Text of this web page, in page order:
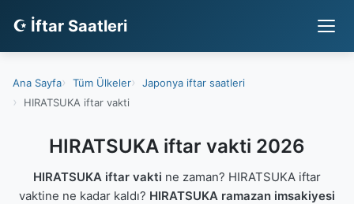
☪ İftar Saatleri
Ana Sayfa Tüm Ülkeler
Japonya iftar saatleri
HIRATSUKA iftar vakti
HIRATSUKA iftar vakti 2026
HIRATSUKA iftar vakti ne zaman? HIRATSUKA iftar
vaktine ne kadar kaldı? HIRATSUKA ramazan imsakiyesi